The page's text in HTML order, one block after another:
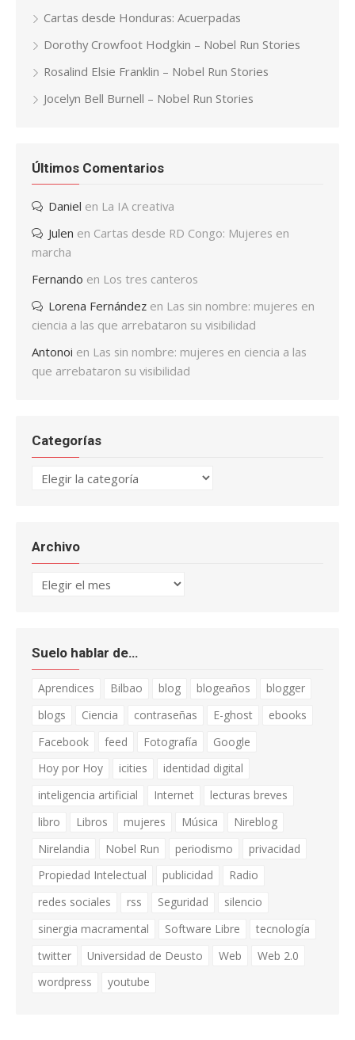
Cartas desde Honduras: Acuerpadas
Dorothy Crowfoot Hodgkin – Nobel Run Stories
Rosalind Elsie Franklin – Nobel Run Stories
Jocelyn Bell Burnell – Nobel Run Stories
Últimos Comentarios
Daniel en La IA creativa
Julen en Cartas desde RD Congo: Mujeres en
marcha
Fernando en Los tres canteros
Lorena Fernández en Las sin nombre: mujeres en
ciencia a las que arrebataron su visibilidad
Antonoi en Las sin nombre: mujeres en ciencia a las
que arrebataron su visibilidad
Categorías
Categorías
Archivo
Archivo
Suelo hablar de…
Aprendices Bilbao blog blogeaños
blogger
blogs
Ciencia contraseñas E-ghost
ebooks
Facebook
feed Fotografía
Google
Hoy por Hoy
icities
identidad digital
inteligencia artificial
Internet
lecturas breves
libro
Libros mujeres Música
Nireblog
Nirelandia
Nobel Run periodismo
privacidad
Propiedad Intelectual
publicidad
Radio
redes sociales
rss Seguridad
silencio
sinergia macramental
Software Libre
tecnología
twitter
Universidad de Deusto Web
Web 2.0
wordpress
youtube